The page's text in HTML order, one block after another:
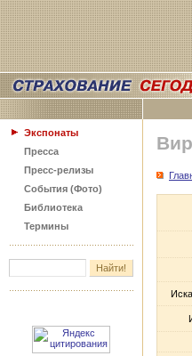
Экспонаты
Пресса
Пресс-релизы
События (Фото)
Библиотека
Термины